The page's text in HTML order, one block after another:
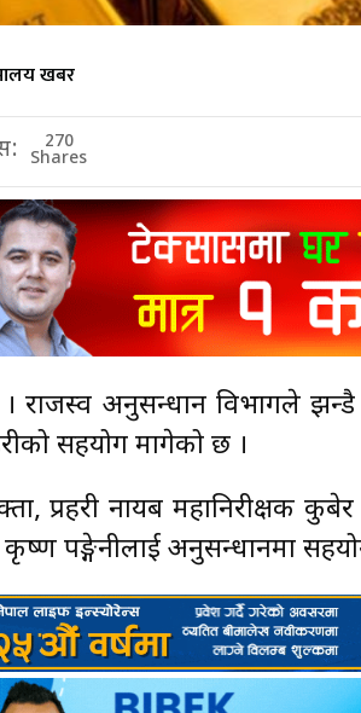
खबर
270
Shares
। राजस्व अनुसन्धान विभागले
सहयोग मागेको छ ।
प्रहरी नायब महानिरीक्षक
पङ्गेनीलाई अनुसन्धानमा